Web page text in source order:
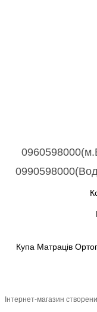
Купа Матраців
Інтернет-магазин